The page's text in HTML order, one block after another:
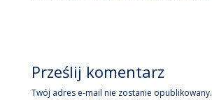
Prześlij komentarz
Twój adres e-mail nie zostanie opublikowany.